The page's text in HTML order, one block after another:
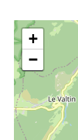
+
−